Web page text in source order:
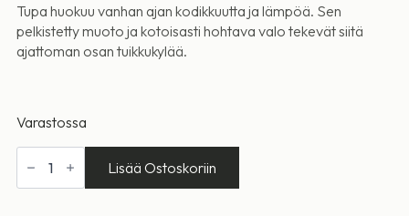
Tupa huokuu vanhan ajan kodikkuutta ja lämpöä. Sen
pelkistetty muoto ja kotoisasti hohtava valo tekevät siitä
ajattoman osan tuikkukylää.
Varastossa
Tupa
talolyhty
Lisää Ostoskoriin